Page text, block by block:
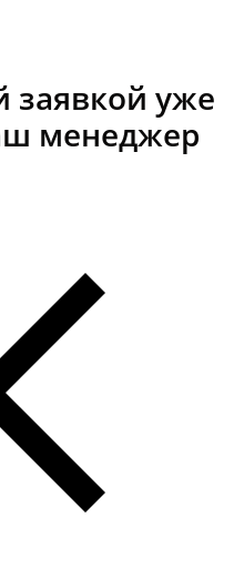
заявкой уже
менеджер